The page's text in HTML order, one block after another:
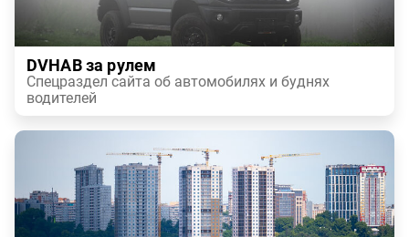
DVHAB за рулем
Спецраздел сайта об автомобилях и буднях
водителей